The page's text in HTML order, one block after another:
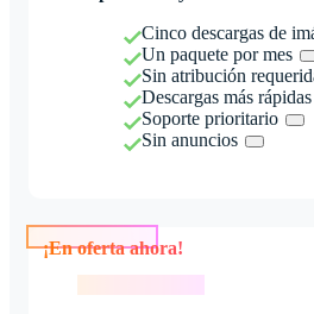
Cinco descargas de
Un paquete por mes
Sin atribución
Descargas más rápidas
Soporte prioritario
Sin anuncios